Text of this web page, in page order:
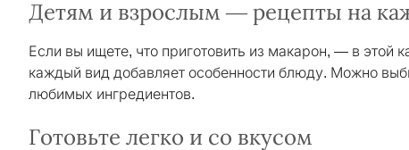
Детям и взрослым — рецепты на
Если вы ищете, что приготовить из макарон, — в этой
каждый вид добавляет особенности блюду. Можно
любимых ингредиентов.
Готовьте легко и со вкусом